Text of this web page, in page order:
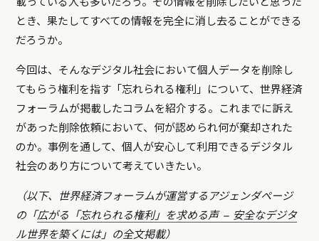
とき、果たしてすべての情報を完全に消し去ることができる
だろうか。
今回は、そんなデジタル社会において個人データを削除し
てもらう権利を指す「忘れられる権利」について、世界経済
フォーラムが掲載したコラムを紹介する。これまでに訴え
があった削除依頼において、何が認められ何が棄却された
のか。事例を通して、個人が安心して利用できるデジタル
社会のあり方について考えていきたい。
（以下、世界経済フォーラムが運営するアジェンダページ
の「広がる「忘れられる権利」を求める声 – 安全なデジタ
ル世界を築くには」の全文掲載）